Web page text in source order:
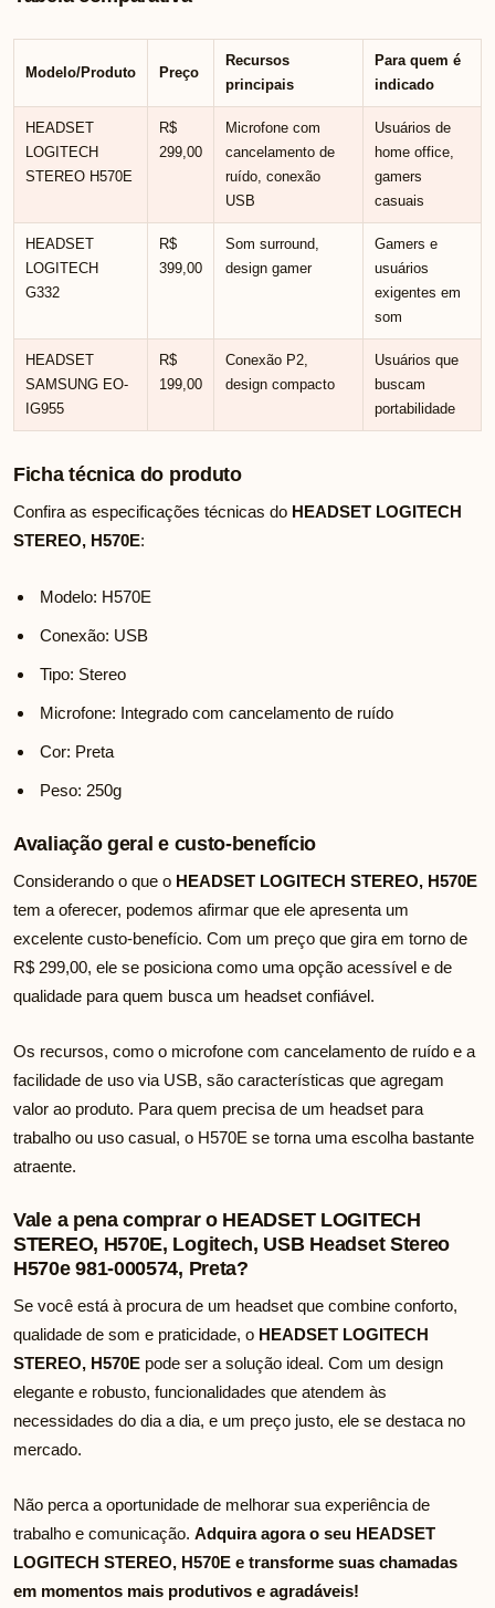
Modelo/Produto Preço
Recursos
principais
Para quem é
indicado
HEADSET
LOGITECH
STEREO H570E
R$
299,00
Microfone com
cancelamento de
ruído, conexão
USB
Usuários de
home office,
gamers
casuais
HEADSET
LOGITECH
G332
R$
399,00
Som surround,
design gamer
Gamers e
usuários
exigentes em
som
HEADSET
SAMSUNG EO-
IG955
R$
199,00
Conexão P2,
design compacto
Usuários que
buscam
portabilidade
Ficha técnica do produto
Confira as especificações técnicas do HEADSET LOGITECH
STEREO, H570E:
Modelo: H570E
Conexão: USB
Tipo: Stereo
Microfone: Integrado com cancelamento de ruído
Cor: Preta
Peso: 250g
Avaliação geral e custo-benefício
Considerando o que o HEADSET LOGITECH STEREO, H570E
tem a oferecer, podemos afirmar que ele apresenta um
excelente custo-benefício. Com um preço que gira em torno de
R$ 299,00, ele se posiciona como uma opção acessível e de
qualidade para quem busca um headset confiável.
Os recursos, como o microfone com cancelamento de ruído e a
facilidade de uso via USB, são características que agregam
valor ao produto. Para quem precisa de um headset para
trabalho ou uso casual, o H570E se torna uma escolha bastante
atraente.
Vale a pena comprar o HEADSET LOGITECH
STEREO, H570E, Logitech, USB Headset Stereo
H570e 981-000574, Preta?
Se você está à procura de um headset que combine conforto,
qualidade de som e praticidade, o HEADSET LOGITECH
STEREO, H570E pode ser a solução ideal. Com um design
elegante e robusto, funcionalidades que atendem às
necessidades do dia a dia, e um preço justo, ele se destaca no
mercado.
Não perca a oportunidade de melhorar sua experiência de
trabalho e comunicação. Adquira agora o seu HEADSET
LOGITECH STEREO, H570E e transforme suas chamadas
em momentos mais produtivos e agradáveis!